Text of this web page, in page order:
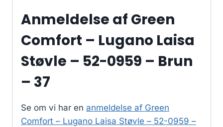
Anmeldelse af Green
Comfort – Lugano Laisa
Støvle – 52-0959 – Brun
– 37
Se om vi har en anmeldelse af Green
Comfort – Lugano Laisa Støvle – 52-0959 –